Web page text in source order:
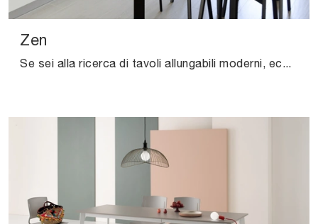
Zen
Se sei alla ricerca di tavoli allungabili moderni, ecco a te il modello da cucina in melaminico Zen del marchio Pointhouse.